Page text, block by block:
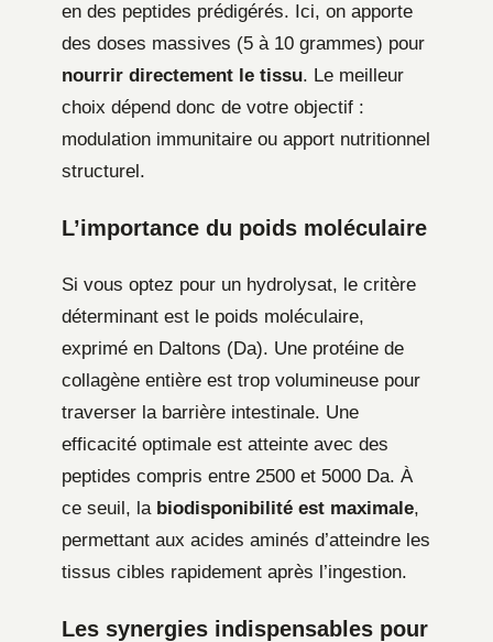
en des peptides prédigérés. Ici, on apporte
des doses massives (5 à 10 grammes) pour
nourrir directement le tissu. Le meilleur
choix dépend donc de votre objectif :
modulation immunitaire ou apport nutritionnel
structurel.
L’importance du poids moléculaire
Si vous optez pour un hydrolysat, le critère
déterminant est le poids moléculaire,
exprimé en Daltons (Da). Une protéine de
collagène entière est trop volumineuse pour
traverser la barrière intestinale. Une
efficacité optimale est atteinte avec des
peptides compris entre 2500 et 5000 Da. À
ce seuil, la biodisponibilité est maximale,
permettant aux acides aminés d’atteindre les
tissus cibles rapidement après l’ingestion.
Les synergies indispensables pour